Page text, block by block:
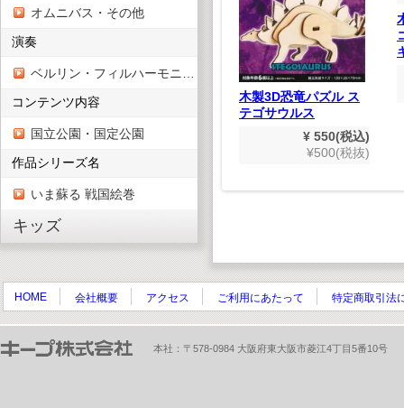
オムニバス・その他
演奏
コンテンツ内容
国立公園・国定公園
作品シリーズ名
いま蘇る 戦国絵巻
キッズ
ー版）
税抜)
知育パズル こんちゅ
¥ 550(税込)
¥500(税抜)
木製3D恐竜パズル ス
テゴサウルス
¥ 550(税込)
¥500(税抜)
HOME 会社概要 アクセス ご利用にあたって 特定商取引法
本社：〒578-0984 大阪府東大阪市菱江4丁目5番10号